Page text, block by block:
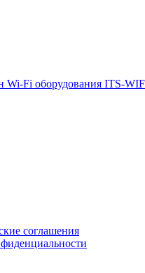
соглашения